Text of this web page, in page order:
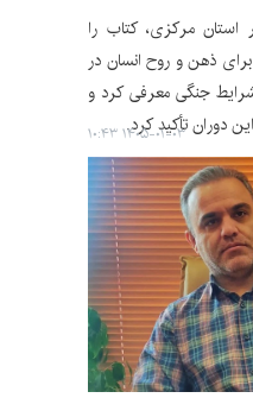
مرکزی، کتاب را
ذهن و روح انسان در
شرایط جنگی معرفی کرد و
دوران تأکید کرد.
۱۴۰۵-۰۱-۰۳ ۱۰:۴۳